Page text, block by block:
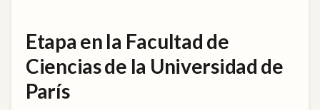
Etapa en la Facultad de
Ciencias de la Universidad de
París